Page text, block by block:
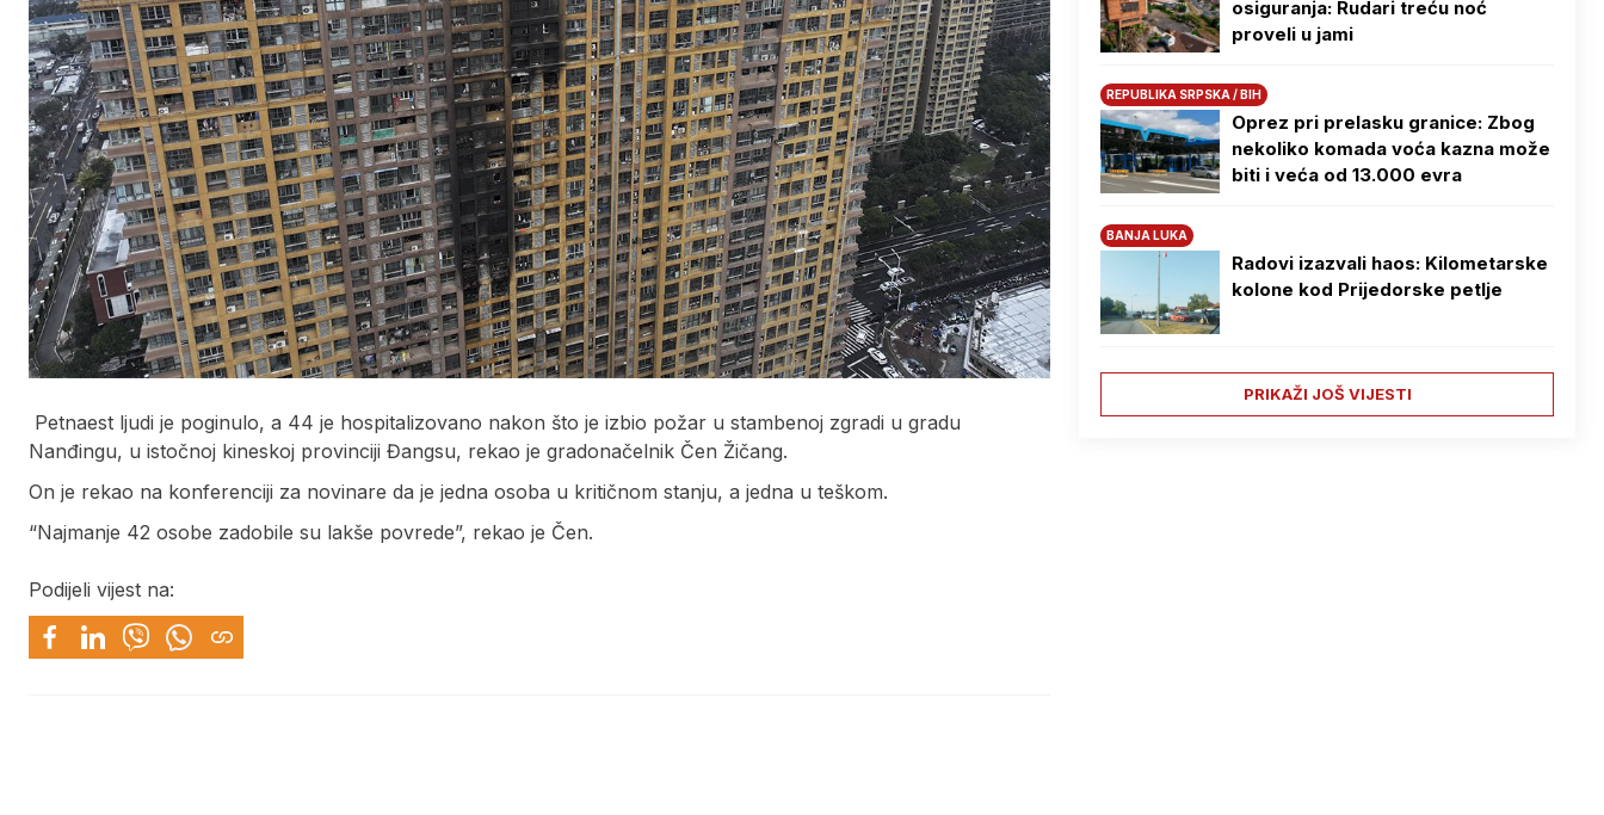
Petnaest ljudi je poginulo, a 44 je hospitalizovano nakon što je izbio požar u stambenoj zgradi u gradu
Nanđingu, u istočnoj kineskoj provinciji Đangsu, rekao je gradonačelnik Čen Žičang.
On je rekao na konferenciji za novinare da je jedna osoba u kritičnom stanju, a jedna u teškom.
“Najmanje 42 osobe zadobile su lakše povrede”, rekao je Čen.
Podijeli vijest na:
osiguranja: Rudari treću noć
proveli u jami
REPUBLIKA SRPSKA / BIH
Oprez pri prelasku granice: Zbog
nekoliko komada voća kazna može
biti i veća od 13.000 evra
BANJA LUKA
Radovi izazvali haos: Kilometarske
kolone kod Prijedorske petlje
PRIKAŽI JOŠ VIJESTI